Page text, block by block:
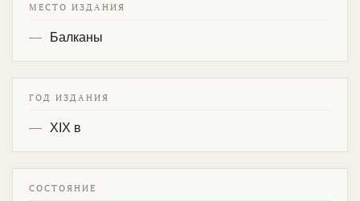
МЕСТО ИЗДАНИЯ
Балканы
ГОД ИЗДАНИЯ
XIX в
СОСТОЯНИЕ